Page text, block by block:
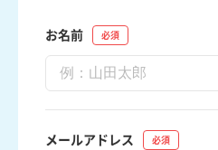
お名前
メールアドレス